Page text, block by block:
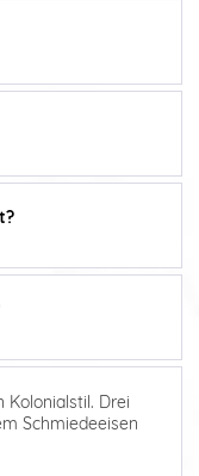
Kolonialstil. Drei
Schmiedeeisen